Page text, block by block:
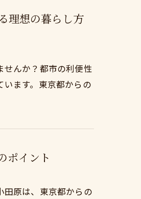
理想の暮らし方
せんか？都市の利便性
ます。東京都からの
ポイント
田原は、東京都からの